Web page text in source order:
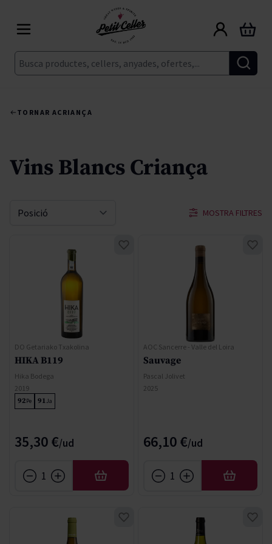
Cerca
Cart
TORNAR ACRIANÇA
Vins Blancs Criança
MOSTRA FILTRES
Sort By
DO Getariako Txakolina
HIKA B119
Hika Bodega
2019
92Pe 91Ja
35,30 €
AFEGIR
AOC Sancerre - Valle del Loira
Sauvage
Pascal Jolivet
2025
66,10 €
AFEGIR